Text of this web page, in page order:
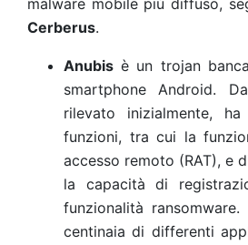
malware mobile più diffuso,
Cerberus.
Anubis è un trojan
smartphone Android.
rilevato inizialmente,
funzioni, tra cui la
accesso remoto (RAT), e
la capacità di
funzionalità
centinaia di differenti